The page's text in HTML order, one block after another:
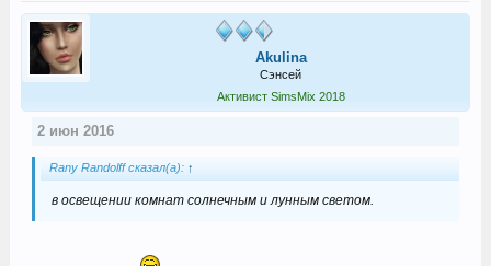
Akulina
Сэнсей
Активист SimsMix 2018
2 июн 2016
Rany Randolff сказал(а): ↑
в освещении комнат солнечным и лунным светом.